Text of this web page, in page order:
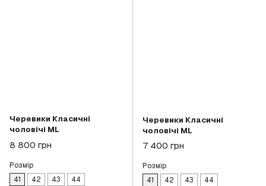
Черевики Класичні
чоловічі ML
8 800 грн
Розмір
41
42 43 44
Черевики Класичні
чоловічі ML
7 400 грн
Розмір
41
42 43 44